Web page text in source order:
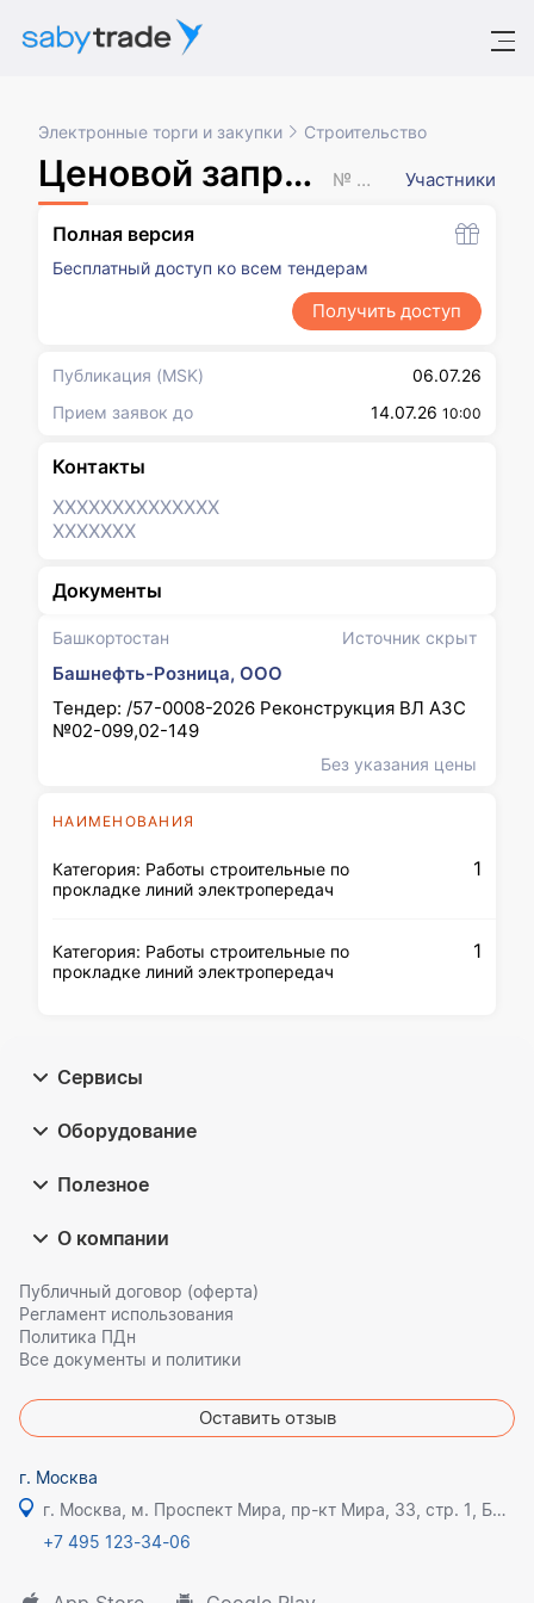
Электронные торги и закупки Строительство
Ценовой запрос (с закрытыми ценами) № XXXXXXX Участники
Башкортостан Источник скрыт
Башнефть-Розница, ООО
Тендер: /57-0008-2026 Реконструкция ВЛ АЗС
№02-099,02-149
Без указания цены
НАИМЕНОВАНИЯ
Категория: Работы строительные по
прокладке линий электропередач
1
Категория: Работы строительные по
прокладке линий электропередач
1
Полная версия
Бесплатный доступ ко всем тендерам
Получить доступ
Публикация (MSK)
06.07.26
Прием заявок до
14.07.26 10:00
Контакты
XXXXXXXXXXXXXX
XXXXXXX
Документы
Сервисы
Оборудование
Полезное
О компании
Публичный договор (оферта)
Регламент использования
Политика ПДн
Все документы и политики
Оставить отзыв
г. Москва
г. Москва, м. Проспект Мира, пр-кт Мира, 33, стр. 1, БЦ Олимпик плаза
+7 495 123-34-06